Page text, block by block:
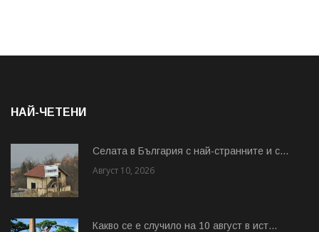
НАЙ-ЧЕТЕНИ
Cелата в България с най-странните и с...
Август 10, 2026
Какво се е случило на 10 август в ист...